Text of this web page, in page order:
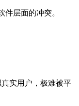
层面的冲突。
实用户，极难被平